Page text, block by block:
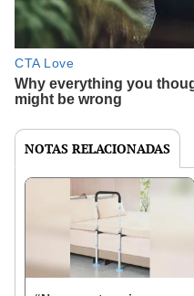
NOTAS RELACIONADAS